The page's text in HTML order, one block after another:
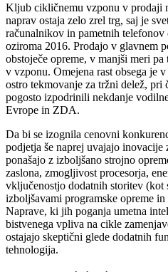
Kljub cikličnemu vzponu v prodaji
naprav ostaja zelo zrel trg, saj je
računalnikov in pametnih telefonov
oziroma 2016. Prodajo v glavnem
obstoječe opreme, v manjši meri
v vzponu. Omejena rast obsega je
ostro tekmovanje za tržni delež, pri
pogosto izpodrinili nekdanje
Evrope in ZDA.
Da bi se izognila cenovni
podjetja še naprej uvajajo
ponašajo z izboljšano strojno
zaslona, zmogljivost procesorja,
vključenostjo dodatnih storitev (kot
izboljšavami programske opreme
Naprave, ki jih poganja umetna
bistvenega vpliva na cikle
ostajajo skeptični glede dodatnih
tehnologija.